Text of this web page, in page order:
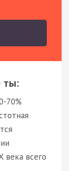
ты:
70%
века всего